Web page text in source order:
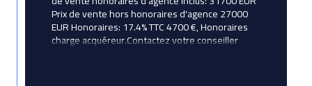
Prix de vente hors honoraires d'agence 27000
EUR Honoraires: 17.4% TTC 4700 €, Honoraires
charge acquéreur.Contactez votre conseiller